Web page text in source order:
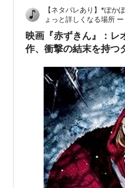
ミュータント・フリー
ョンデザイナー
黒豹のバラード(1993)
お葬式だよ全員集合！
デザイナー
MR.デスティニー
ブレイン・デッド／脳
クションデザイナー
火星人ゴーホーム！<
ザイナー
テープヘッズ(1988) プ
ザ・パーフェクト・ガ
【ネタバレあり】*ぽか
ょっと詳しくなる場所 ー
映画『赤ずきん』：レ
作、衝撃の結末を持つ